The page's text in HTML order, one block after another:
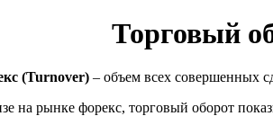
Торговый
(Turnover) – объем всех совершенных
на рынке форекс, торговый оборот